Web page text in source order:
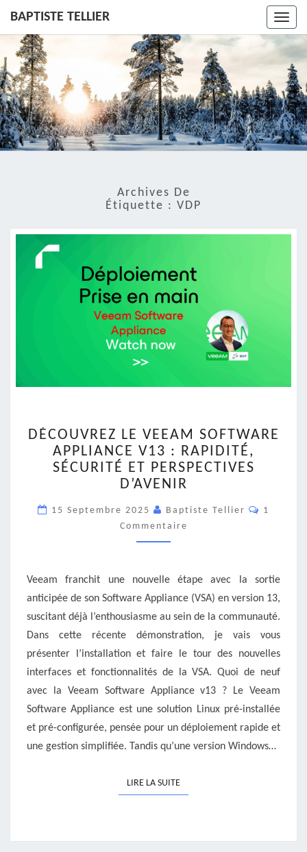
BAPTISTE TELLIER
Archives De
Étiquette : VDP
LE
VEEAM
SOFTWARE
APPLIANCE
:
RAPIDITÉ,
SÉCURITÉ
D’AVENIR
DÉCOUVREZ LE VEEAM SOFTWARE
APPLIANCE V13 : RAPIDITÉ,
SÉCURITÉ ET PERSPECTIVES
D’AVENIR
15 Septembre 2025 Baptiste Tellier
1
Commentaire
Veeam franchit une nouvelle étape avec la sortie
anticipée de son Software Appliance (VSA) en version 13,
suscitant déjà l’enthousiasme au sein de la communauté.
Dans cette récente démonstration, je vais vous
présenter l’installation et faire le tour des nouvelles
interfaces et fonctionnalités de la VSA. Quoi de neuf
avec la Veeam Software Appliance v13 ? Le Veeam
Software Appliance est une solution Linux pré-installée
et pré-configurée, pensée pour un déploiement rapide et
une gestion simplifiée. Tandis qu’une version Windows…
LIRE LA SUITELIRE LA SUITE